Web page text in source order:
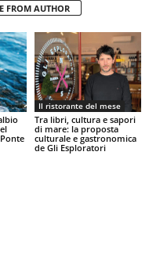
FROM AUTHOR
Il ristorante del mese
Tra libri, cultura e sapori
di mare: la proposta
culturale e gastronomica
de Gli Esploratori